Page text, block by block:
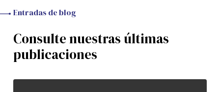
Entradas de blog
Consulte nuestras últimas
publicaciones